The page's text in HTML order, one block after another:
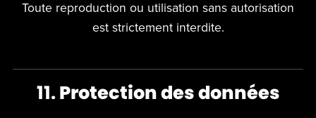
Toute reproduction ou utilisation sans autorisation
est strictement interdite.
11.Protection des données